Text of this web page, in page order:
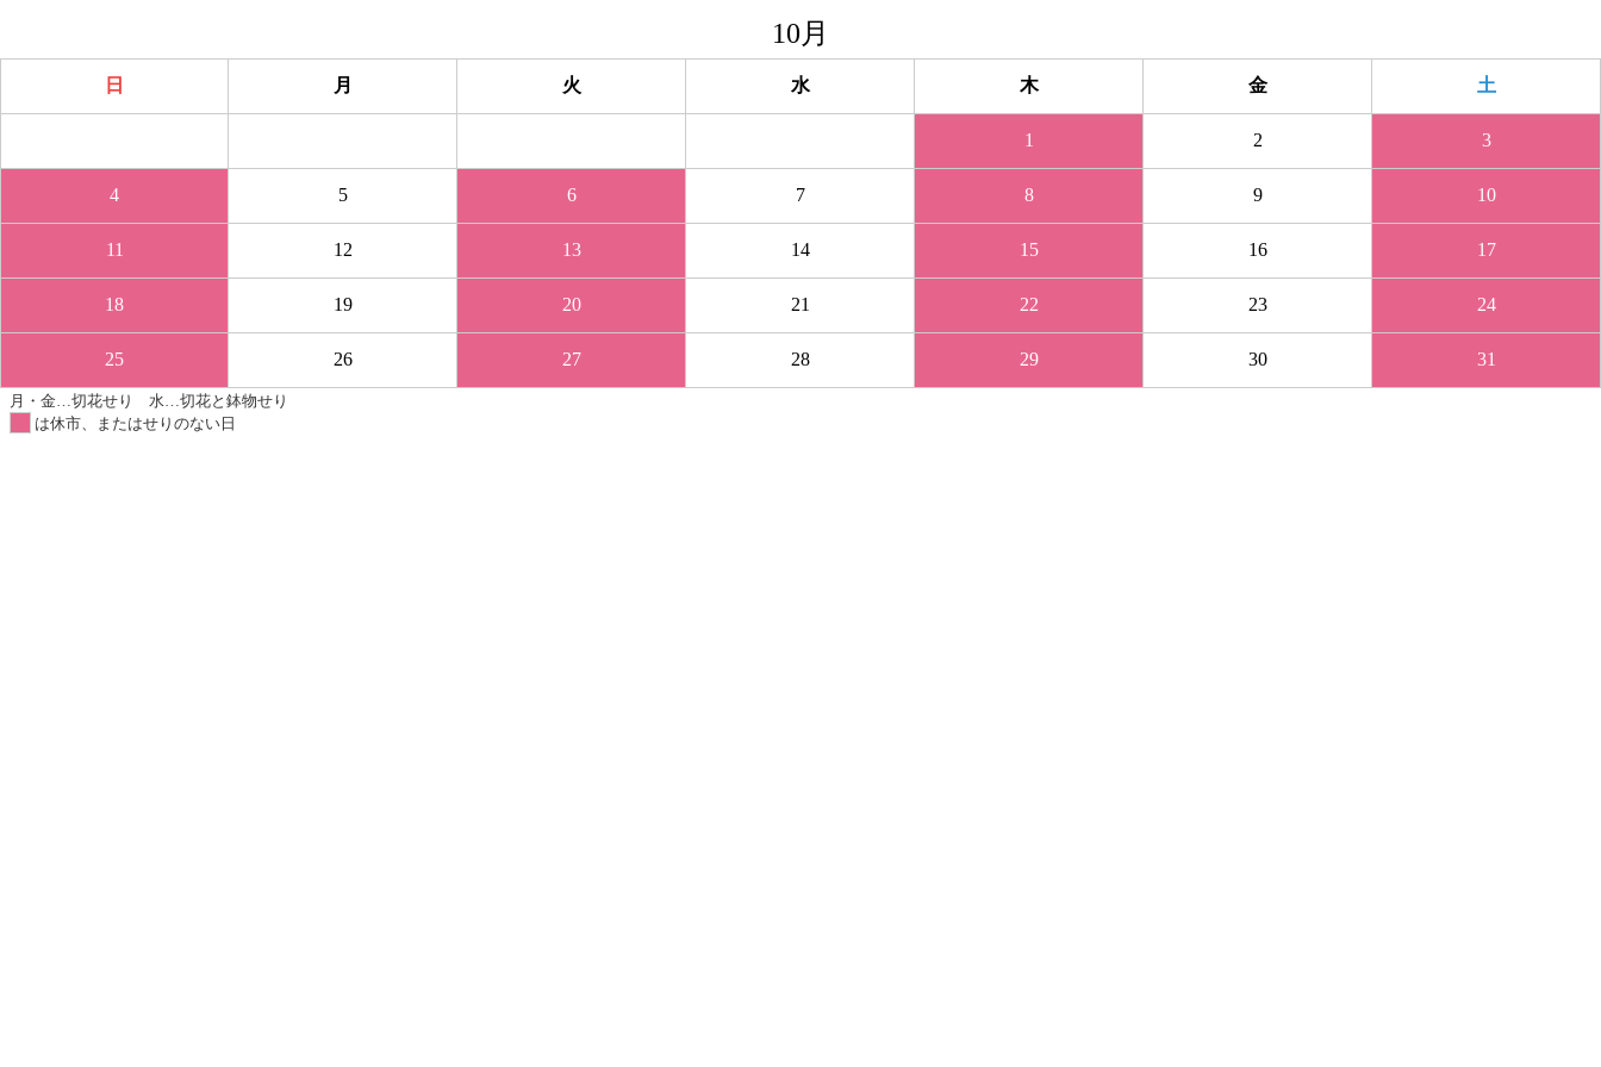
10月
日 月 火 水 木 金 土
1 2 3
4 5 6 7 8 9 10
11 12 13 14 15 16 17
18 19 20 21 22 23 24
25 26 27 28 29 30 31
月・金…切花せり 水…切花と鉢物せり
は休市、またはせりのない日